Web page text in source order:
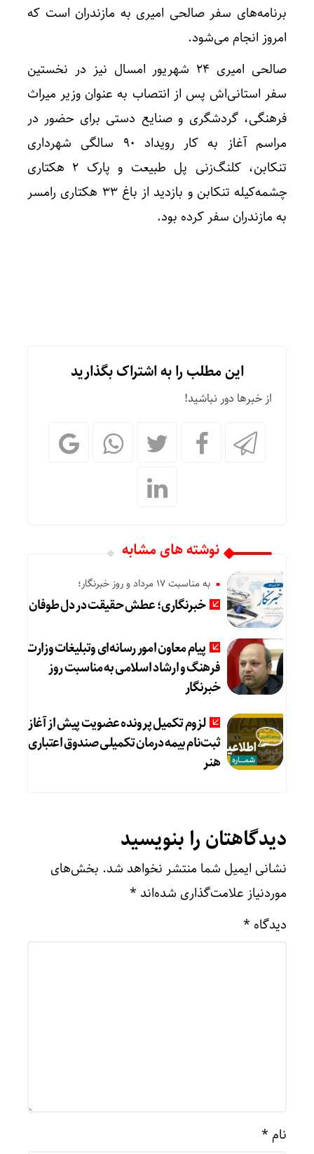
برنامه‌های سفر صالحی امیری به مازندران است که
امروز انجام می‌شود.
صالحی امیری ۲۴ شهریور امسال نیز در نخستین
سفر استانی‌اش پس از انتصاب به عنوان وزیر میراث
فرهنگی، گردشگری و صنایع دستی برای حضور در
مراسم آغاز به کار رویداد ۹۰ سالگی شهرداری
تنکابن، کلنگ‌زنی پل طبیعت و پارک ۲ هکتاری
چشمه‌کیله تنکابن و بازدید از باغ ۳۳ هکتاری رامسر
به مازندران سفر کرده بود.
این مطلب را به اشتراک بگذارید
از خبرها دور نباشید!
نوشته های مشابه
به مناسبت 17 مرداد و روز خبرنگار؛
خبرنگاری؛ عطش حقیقت در دل طوفان
پیام معاون امور رسانه‌ای وتبلیغات وزارت
فرهنگ و ارشاد اسلامی به مناسبت روز
خبرنگار
لزوم تکمیل پرونده عضویت پیش از آغاز
ثبت‌نام بیمه درمان تکمیلی صندوق اعتباری
هنر
دیدگاهتان را بنویسید
نشانی ایمیل شما منتشر نخواهد شد. بخش‌های
موردنیاز علامت‌گذاری شده‌اند *
دیدگاه *
نام *